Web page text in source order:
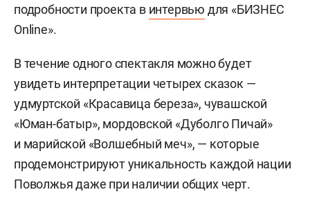
подробности проекта в интервью для «БИЗНЕС
Online».
В течение одного спектакля можно будет
увидеть интерпретации четырех сказок —
удмуртской «Красавица береза», чувашской
«Юман-батыр», мордовской «Дуболго Пичай»
и марийской «Волшебный меч», — которые
продемонстрируют уникальность каждой нации
Поволжья даже при наличии общих черт.